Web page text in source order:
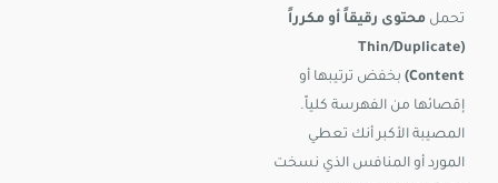
تحمل محتوى رقيقاً أو مكرراً
(Thin/Duplicate
Content) بخفض ترتيبها أو
إقصائها من الفهرسة كلياً.
المصيبة الأكبر أنك تعطي
المورد أو المنافس الذي نسخت